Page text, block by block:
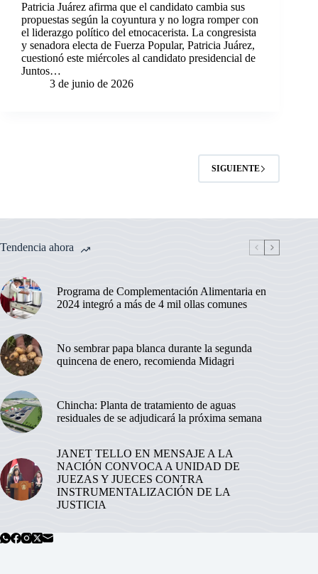
Patricia Juárez afirma que el candidato cambia sus
propuestas según la coyuntura y no logra romper con
el liderazgo político del etnocacerista. La congresista
y senadora electa de Fuerza Popular, Patricia Juárez,
cuestionó este miércoles al candidato presidencial de
Juntos…
3 de junio de 2026
SIGUIENTE
Tendencia ahora
Programa de Complementación Alimentaria en
2024 integró a más de 4 mil ollas comunes
No sembrar papa blanca durante la segunda
quincena de enero, recomienda Midagri
Chincha: Planta de tratamiento de aguas
residuales de se adjudicará la próxima semana
JANET TELLO EN MENSAJE A LA
NACIÓN CONVOCA A UNIDAD DE
JUEZAS Y JUECES CONTRA
INSTRUMENTALIZACIÓN DE LA
JUSTICIA